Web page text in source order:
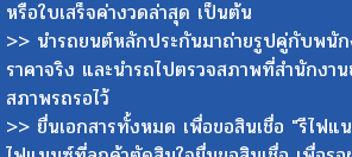
หรือใบเสร็จค่างวดล่าสุด เป็นต้น
>> นำรถยนต์หลักประกันมาถ่ายรูปคู่กับพนั
ราคาจริง และนำรถไปตรวจสภาพที่สำนักงา
สภาพรถรอไว้
>> ยื่นเอกสารทั้งหมด เพื่อขอสินเชื่อ "รีไฟ